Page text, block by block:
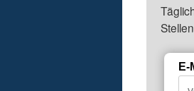
E-